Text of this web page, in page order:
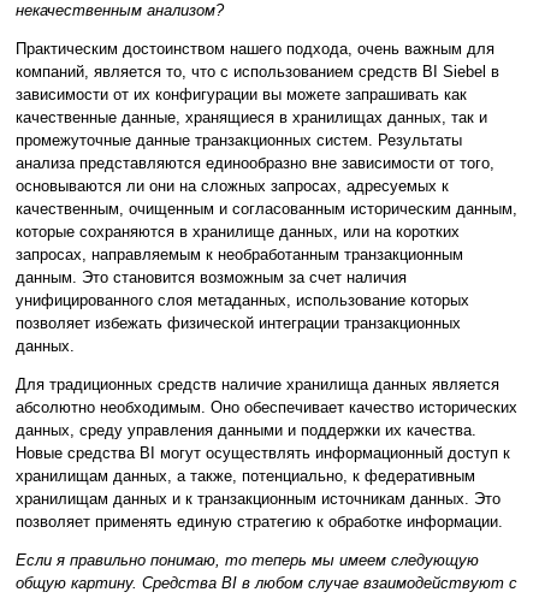
некачественным анализом?
Практическим достоинством нашего подхода, очень важным для
компаний, является то, что с использованием средств BI Siebel в
зависимости от их конфигурации вы можете запрашивать как
качественные данные, хранящиеся в хранилищах данных, так и
промежуточные данные транзакционных систем. Результаты
анализа представляются единообразно вне зависимости от того,
основываются ли они на сложных запросах, адресуемых к
качественным, очищенным и согласованным историческим данным,
которые сохраняются в хранилище данных, или на коротких
запросах, направляемым к необработанным транзакционным
данным. Это становится возможным за счет наличия
унифицированного слоя метаданных, использование которых
позволяет избежать физической интеграции транзакционных
данных.
Для традиционных средств наличие хранилища данных является
абсолютно необходимым. Оно обеспечивает качество исторических
данных, среду управления данными и поддержки их качества.
Новые средства BI могут осуществлять информационный доступ к
хранилищам данных, а также, потенциально, к федеративным
хранилищам данных и к транзакционным источникам данных. Это
позволяет применять единую стратегию к обработке информации.
Если я правильно понимаю, то теперь мы имеем следующую
общую картину. Средства BI в любом случае взаимодействуют с